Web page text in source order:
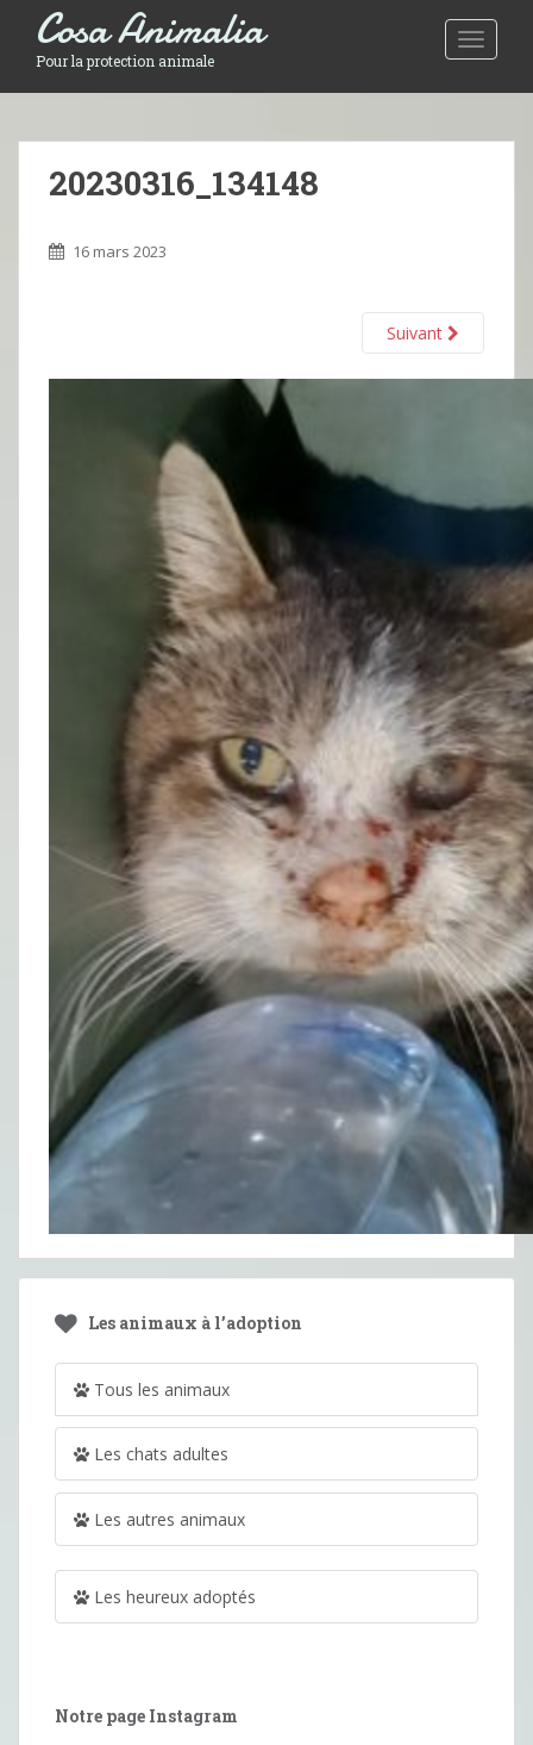
Toggle
Cosa Animalia
Pour la protection animale
20230316_134148
16 mars 2023
Suivant
Les animaux à l’adoption
Tous les animaux
Les chats adultes
Les autres animaux
Les heureux adoptés
Notre page Instagram